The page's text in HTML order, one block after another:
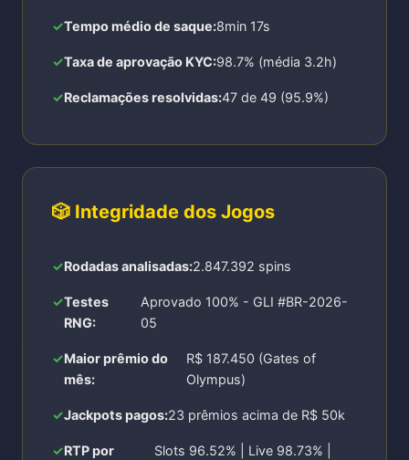
Tempo médio de saque:8min 17s
Taxa de aprovação KYC:98.7% (média 3.2h)
Reclamações resolvidas:47 de 49 (95.9%)
🎲 Integridade dos Jogos
Rodadas analisadas:2.847.392 spins
Testes
RNG:
Aprovado 100% - GLI #BR-2026-
05
Maior prêmio do
mês:
R$ 187.450 (Gates of
Olympus)
Jackpots pagos:23 prêmios acima de R$ 50k
RTP por
Slots 96.52% | Live 98.73% |